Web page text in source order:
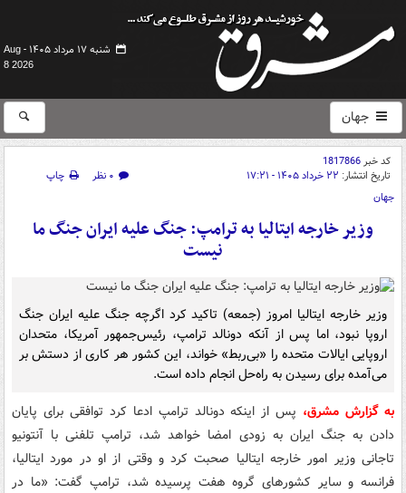
شنبه ۱۷ مرداد ۱۴۰۵ -
Aug
8 2026
جهان
کد خبر1817866
تاریخ انتشار: ۲۲ خرداد ۱۴۰۵ - ۱۷:۲۱ ۰ نظر
چاپ
جهان
وزیر خارجه ایتالیا به ترامپ: جنگ علیه ایران جنگ ما
نیست
وزیر خارجه ایتالیا امروز (جمعه) تاکید کرد اگرچه جنگ علیه ایران جنگ
اروپا نبود، اما پس از آنکه دونالد ترامپ، رئیس‌جمهور آمریکا، متحدان
اروپایی ایالات متحده را «بی‌ربط» خواند، این کشور هر کاری از دستش بر
می‌آمده برای رسیدن به راه‌حل انجام داده است.
به گزارش مشرق، پس از اینکه دونالد ترامپ ادعا کرد توافقی برای پایان
دادن به جنگ ایران به زودی امضا خواهد شد، ترامپ تلفنی با آنتونیو
تاجانی وزیر امور خارجه ایتالیا صحبت کرد و وقتی از او در مورد ایتالیا،
فرانسه و سایر کشورهای گروه هفت پرسیده شد، ترامپ گفت: «ما در